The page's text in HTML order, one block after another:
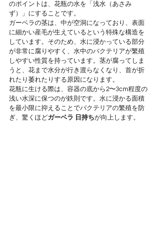
のポイントは、花瓶の水を「浅水（あさみ
ず）」にすることです。
ガーベラの茎は、中が空洞になっており、表面
に細かい産毛が生えているという特殊な構造を
しています。そのため、水に浸かっている部分
が非常に腐りやすく、水中のバクテリアが繁殖
しやすい性質を持っています。茎が腐ってしま
うと、花まで水分が行き渡らなくなり、首が折
れたり萎れたりする原因になります。
花瓶に生ける際は、容器の底から2〜3cm程度の
浅い水深に保つのが鉄則です。水に浸かる面積
を最小限に抑えることでバクテリアの繁殖を防
ぎ、驚くほどガーベラ 日持ちが向上します。